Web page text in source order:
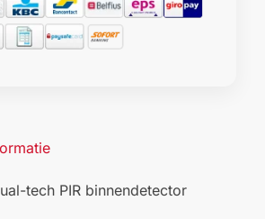
tech PIR binnendetector